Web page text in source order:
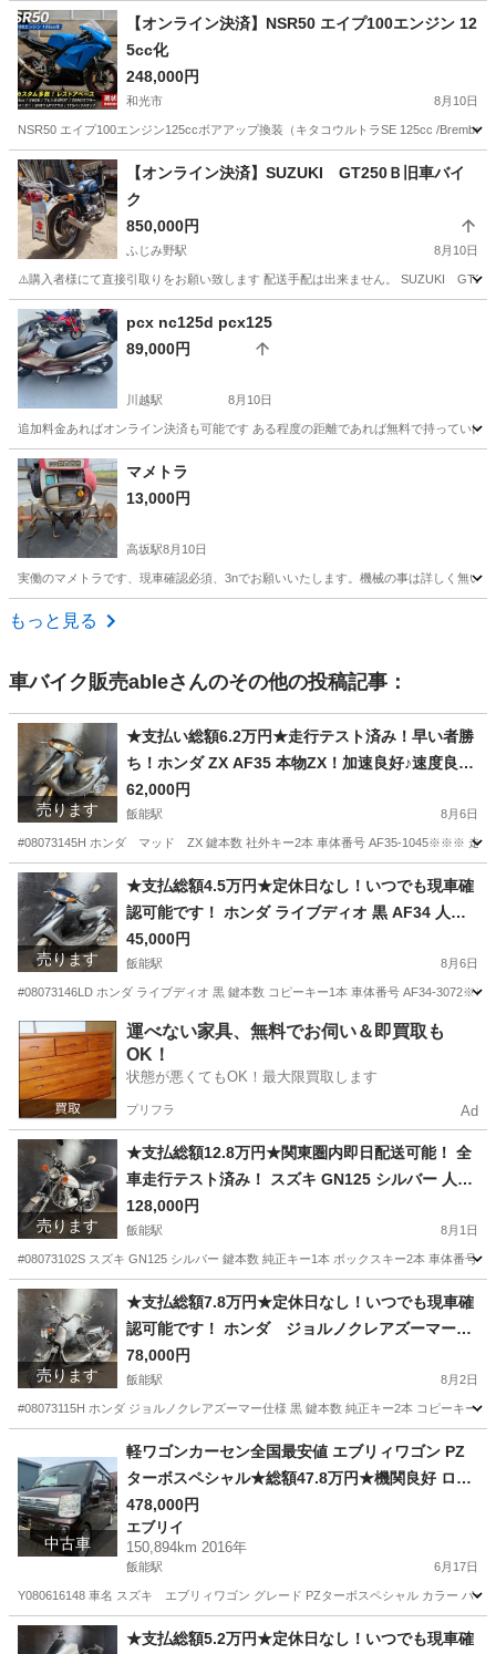
【オンライン決済】NSR50 エイプ100エンジン 12
5cc化
248,000円
和光市 8月10日
NSR50 エイプ100エンジン125ccボアアップ換装（キタコウルトラSE 125cc /
埼玉 和光市 ホンダ
【オンライン決済】SUZUKI GT250Ｂ旧車バイ
ク
850,000円
ふじみ野駅 8月10日
⚠️購入者様にて直接引取りをお願い致します 配送手配は出来ません。 SUZUKI
埼玉 ふじみ野市pcx nc125d pcx125
89,000円
川越駅 8月10日
追加料金あればオンライン決済も可能です ある程度の距離であれば無料で持ってい
埼玉 川越市 川越駅
マメトラ
13,000円
高坂駅8月10日
実働のマメトラです、現車確認必須、3nでお願いいたします。機械の事は詳しく無い
埼玉 比企郡
もっと見る
車バイク販売ableさんのその他の投稿記事：
売ります
★支払い総額6.2万円★走行テスト済み！早い者勝
ち！ホンダ ZX AF35 本物ZX！加速良好♪速度良好
♪金ホイール！金フォーク！
62,000円
飯能駅 8月6日
#08073145H ホンダ マッド ZX 鍵本数 社外キー2本 車体番号 AF35-1045※※※ 走行
埼玉 飯能市 飯能駅 ホンダ フォーク
売ります
★支払総額4.5万円★定休日なし！いつでも現車確
認可能です！ ホンダ ライブディオ 黒 AF34 人気
のライブディオ！ ２ストのためオイル注ぎ足すだ
け！ カスタムベースに♪
45,000円
飯能駅 8月6日
#08073146LD ホンダ ライブディオ 黒 鍵本数 コピーキー1本 車体番号 AF34-
埼玉 飯能市 飯能駅 ホンダ ライブディオ
運べない家具、無料でお伺い＆即買取も
OK！
状態が悪くてもOK！最大限買取します
プリフラ Ad
売ります
★支払総額12.8万円★関東圏内即日配送可能！ 全
車走行テスト済み！ スズキ GN125 シルバー 人気
のGN125！ エンジンガード！ 外観良好！ ツーリ
ングなどに♪
128,000円
飯能駅 8月1日
#08073102S スズキ GN125 シルバー 鍵本数 純正キー1本 ボックスキー2本 車体番
埼玉 飯能市 飯能駅 スズキ エンジン
売ります
★支払総額7.8万円★定休日なし！いつでも現車確
認可能です！ ホンダ ジョルノクレアズーマー仕
様 黒 AF54 ズーマー仕様！ ４スト！ バッテリー
新品！ カスタムベースに♪
78,000円
飯能駅 8月2日
#08073115H ホンダ ジョルノクレアズーマー仕様 黒 鍵本数 純正キー2本 コピーキ
飯能駅 ホンダ スト
中古車
軽ワゴンカーセン全国最安値 エブリィワゴン PZ
ターボスペシャル★総額47.8万円★機関良好 ロー
ダウン社外アルミ 両側パワスラ 社外ナビ フルセ
グTV バックカメラ レーダーブレーキ 修復歴な
し！
478,000円
エブリイ
150,894km 2016年
飯能駅 6月17日
Y080616148 車名 スズキ エブリィワゴン グレード PZターボスペシャル カラー パー
埼玉 飯能市 飯能駅 エブリイ 車両
★支払総額5.2万円★定休日なし！いつでも現車確